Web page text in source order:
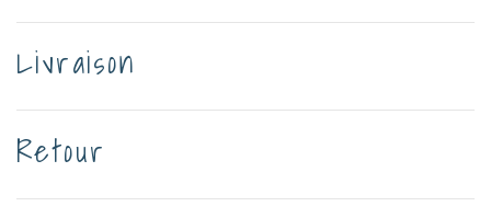
Livraison
Retour